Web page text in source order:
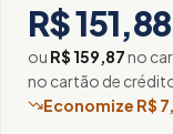
R$ 151,88
ou R$ 159,87no
no cartão de
Economize R$